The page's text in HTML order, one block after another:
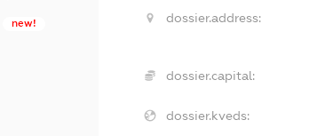
new! dossier.address:
dossier.capital:
dossier.kveds: